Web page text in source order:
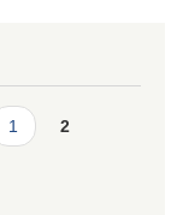
1 2